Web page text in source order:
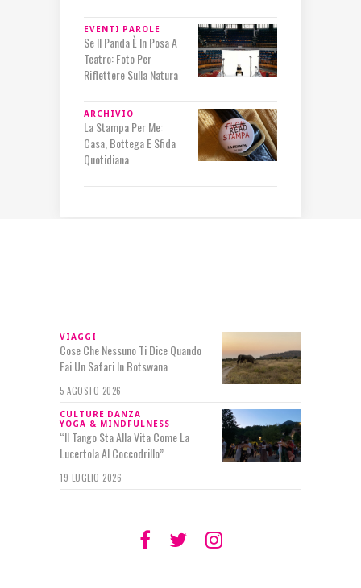
EVENTI PAROLE
Se Il Panda È In Posa A
Teatro: Foto Per
Riflettere Sulla Natura
ARCHIVIO
La Stampa Per Me:
Casa, Bottega E Sfida
Quotidiana
VIAGGI
Cose Che Nessuno Ti Dice Quando
Fai Un Safari In Botswana
5 AGOSTO 2026
CULTURE DANZA
YOGA & MINDFULNESS
“Il Tango Sta Alla Vita Come La
Lucertola Al Coccodrillo”
19 LUGLIO 2026